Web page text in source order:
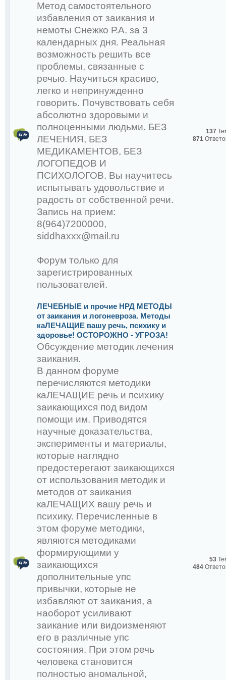
:
Снежко Р.А.
:
Снежко Р.А.
:
Снежко Р.А.
:https://zagonka.tv/
Охлобыстина будет
деградентов-заик.
преподавания, суровый,
эффективный и простой.
: Демо урок для
Метод самостоятельного
избавления от заикания и
немоты Снежко Р.А. за 3
календарных дня. Реальная
возможность решить все
проблемы, связанные с
речью. Научиться красиво,
легко и непринужденно
говорить. Почувствовать себя
абсолютно здоровыми и
полноценными людьми. БЕЗ
ЛЕЧЕНИЯ, БЕЗ
МЕДИКАМЕНТОВ, БЕЗ
ЛОГОПЕДОВ И
ПСИХОЛОГОВ. Вы научитесь
испытывать удовольствие и
радость от собственной речи.
Запись на прием:
8(964)7200000,
siddhaxxx@mail.ru
Форум только для
зарегистрированных
пользователей.
137
871
ЛЕЧЕБНЫЕ и прочие НРД МЕТОДЫ
от заикания и логоневроза. Методы
каЛЕЧАЩИЕ вашу речь, психику и
здоровье! ОСТОРОЖНО - УГРОЗА!
Обсуждение методик лечения
заикания.
В данном форуме
перечисляются методики
каЛЕЧАЩИЕ речь и психику
заикающихся под видом
помощи им. Приводятся
научные доказательства,
эксперименты и материалы,
которые наглядно
предостерегают заикающихся
от использования методик и
методов от заикания
каЛЕЧАЩИХ вашу речь и
психику. Перечисленные в
этом форуме методики,
являются методиками
формирующими у
заикающихся
дополнительные упс
привычки, которые не
избавляют от заикания, а
наоборот усиливают
заикание или видоизменяют
его в различные упс
состояния. При этом речь
человека становится
полностью аномальной,
53
484